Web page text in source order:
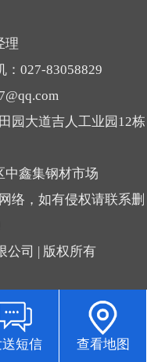
理
027-83058829
园大道吉人工业园12栋
中鑫集钢材市场
络，如有侵权请联系删
公司 | 版权所有
送短信 查看地图